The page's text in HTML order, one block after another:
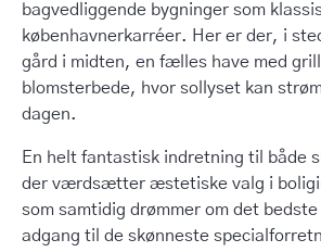
bagvedliggende bygninger som
københavnerkarréer. Her er der, i
gård i midten, en fælles have med
blomsterbede, hvor sollyset kan
dagen.
En helt fantastisk indretning til både
der værdsætter æstetiske valg i
som samtidig drømmer om det
adgang til de skønneste